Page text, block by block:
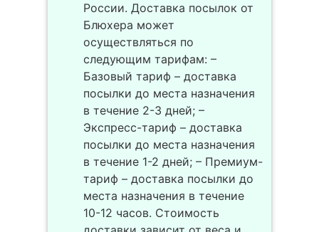
России. Доставка посылок от
Блюхера может
осуществляться по
следующим тарифам: –
Базовый тариф – доставка
посылки до места назначения
в течение 2-3 дней; –
Экспресс-тариф – доставка
посылки до места назначения
в течение 1-2 дней; – Премиум-
тариф – доставка посылки до
места назначения в течение
10-12 часов. Стоимость